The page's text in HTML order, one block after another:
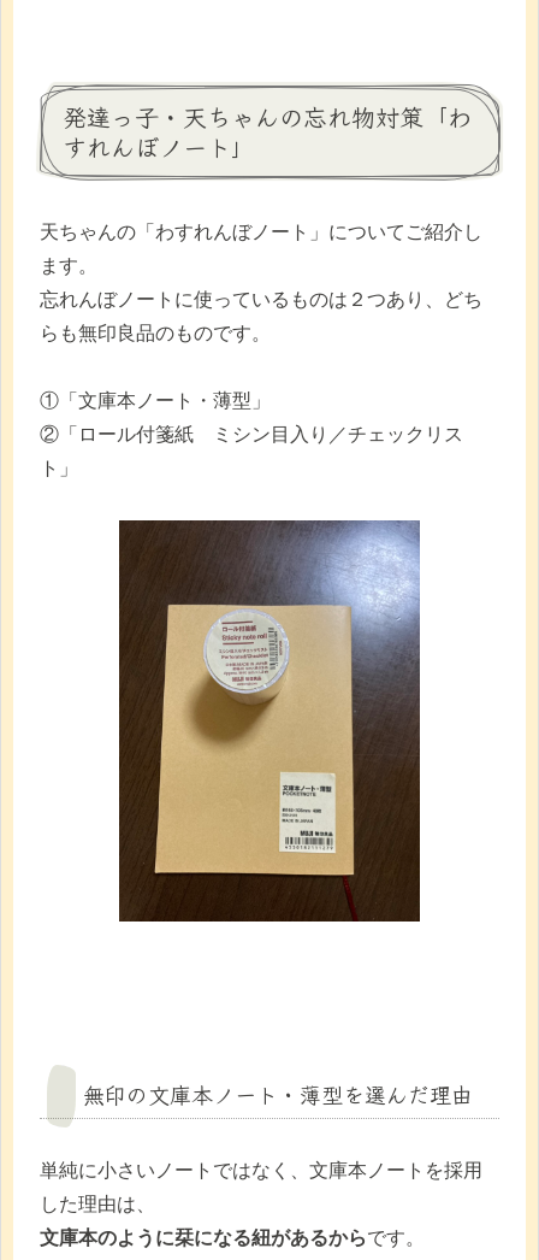
発達っ子・天ちゃんの忘れ物対策「わ
すれんぼノート」
天ちゃんの「わすれんぼノート」についてご紹介し
ます。
忘れんぼノートに使っているものは２つあり、どち
らも無印良品のものです。
①「文庫本ノート・薄型」
②「ロール付箋紙 ミシン目入り／チェックリス
ト」
無印の文庫本ノート・薄型を選んだ理由
単純に小さいノートではなく、文庫本ノートを採用
した理由は、
文庫本のように栞になる紐があるからです。